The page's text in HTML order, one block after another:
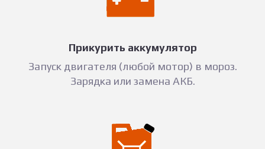
Прикурить аккумулятор
Запуск двигателя (любой мотор) в мороз.
Зарядка или замена АКБ.